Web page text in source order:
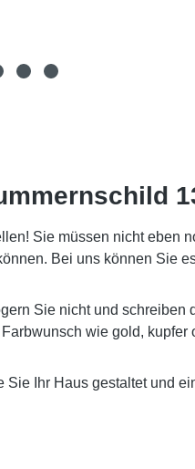
Sie müssen nicht
Bei uns können Sie
Sie nicht und
wie gold, kupfer
Ihr Haus gestaltet und